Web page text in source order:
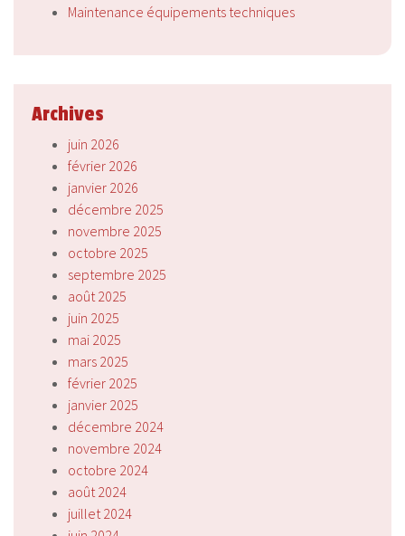
Maintenance équipements techniques
Archives
juin 2026
février 2026
janvier 2026
décembre 2025
novembre 2025
octobre 2025
septembre 2025
août 2025
juin 2025
mai 2025
mars 2025
février 2025
janvier 2025
décembre 2024
novembre 2024
octobre 2024
août 2024
juillet 2024